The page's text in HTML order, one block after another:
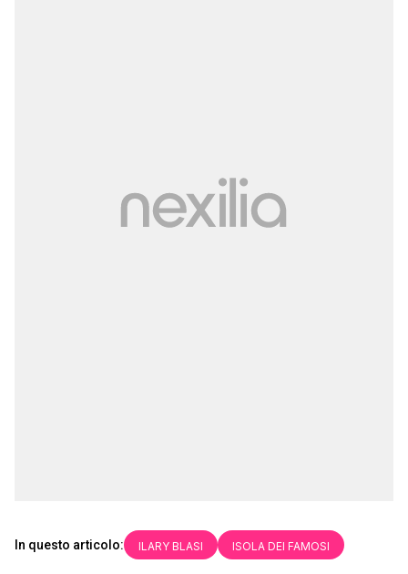
In questo articolo: ILARY BLASI ISOLA DEI FAMOSI